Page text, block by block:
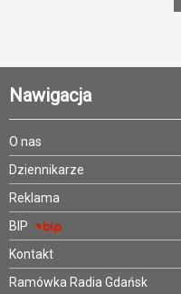
Nawigacja
O nas
Dziennikarze
Reklama
BIP
Kontakt
Ramówka Radia Gdańsk